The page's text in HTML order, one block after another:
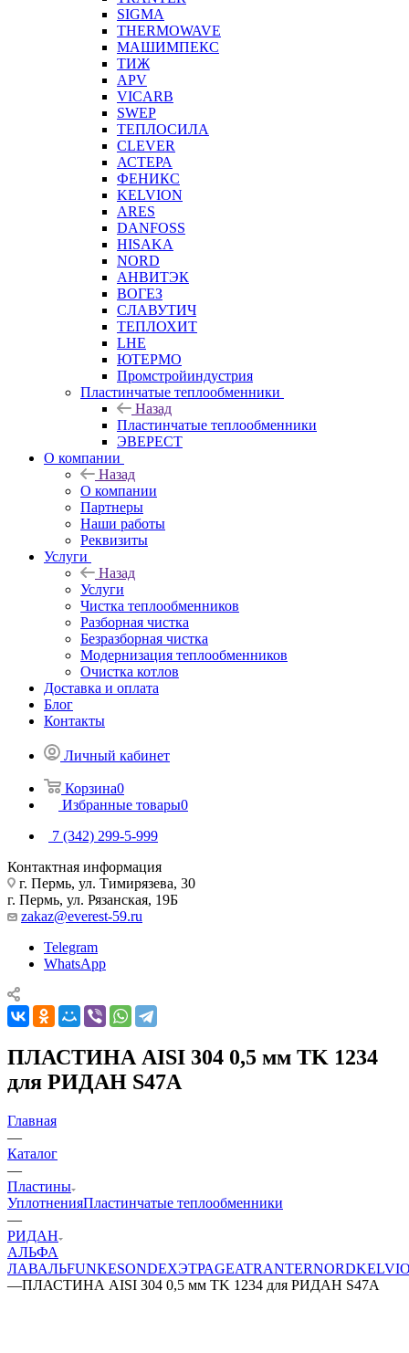
SIGMA
THERMOWAVE
МАШИМПЕКС
ТИЖ
APV
VICARB
SWEP
ТЕПЛОСИЛА
CLEVER
АСТЕРА
ФЕНИКС
KELVION
ARES
DANFOSS
HISAKA
NORD
АНВИТЭК
ВОГЕЗ
СЛАВУТИЧ
ТЕПЛОХИТ
LHE
ЮТЕРМО
Промстройиндустрия
Пластинчатые теплообменники
Назад
Пластинчатые теплообменники
ЭВЕРЕСТ
О компании
Назад
О компании
Партнеры
Наши работы
Реквизиты
Услуги
Назад
Услуги
Чистка теплообменников
Разборная чистка
Безразборная чистка
Модернизация теплообменников
Очистка котлов
Доставка и оплата
Блог
Контакты
Личный кабинет
Корзина0
Избранные товары0
7 (342) 299-5-999
Контактная информация
г. Пермь, ул. Тимирязева, 30
г. Пермь, ул. Рязанская, 19Б
zakaz@everest-59.ru
Telegram
WhatsApp
ПЛАСТИНА AISI 304 0,5 мм TK 1234
для РИДАН S47A
Главная
—
Каталог
—
Пластины
УплотненияПластинчатые теплообменники
—
РИДАН
АЛЬФА
ЛАВАЛЬFUNKESONDEXЭТРАGEATRANTERNORD
—ПЛАСТИНА AISI 304 0,5 мм TK 1234 для РИДАН S47A